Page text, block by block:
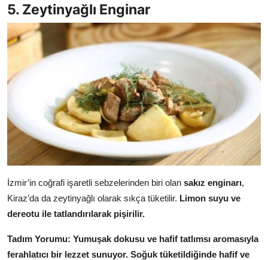
5. Zeytinyağlı Enginar
İzmir’in coğrafi işaretli sebzelerinden biri olan sakız enginarı,
Kiraz’da da zeytinyağlı olarak sıkça tüketilir. Limon suyu ve
dereotu ile tatlandırılarak pişirilir.
Tadım Yorumu: Yumuşak dokusu ve hafif tatlımsı aromasıyla
ferahlatıcı bir lezzet sunuyor. Soğuk tüketildiğinde hafif ve